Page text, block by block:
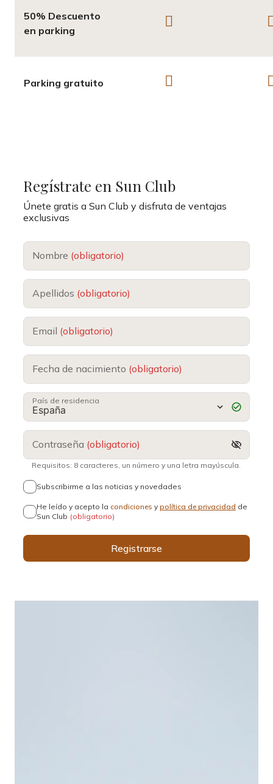
50% Descuento
en parking
Parking gratuito
Regístrate en Sun Club
Únete gratis a Sun Club y disfruta de ventajas
exclusivas
Nombre (obligatorio)
Apellidos (obligatorio)
Email (obligatorio)
Fecha de nacimiento (obligatorio)
País de residencia
Contraseña (obligatorio)
Requisitos: 8 caracteres, un número y una letra mayúscula.
Subscribirme a las noticias y novedades
He leído y acepto la condiciones y política de privacidad de
Sun Club (obligatorio)
Registrarse